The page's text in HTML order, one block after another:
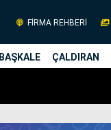
FİRMA REHBERİ
BAŞKALE ÇALDIRAN